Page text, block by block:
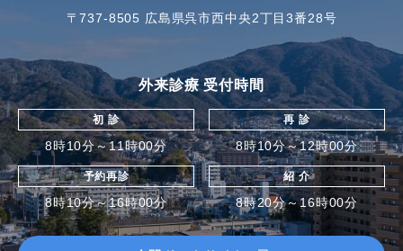
〒737-8505 広島県呉市西中央2丁目3番28号
外来診療 受付時間
初 診
8時10分～11時00分
再 診
8時10分～12時00分
予約再診
8時10分～16時00分
紹 介
8時20分～16時00分